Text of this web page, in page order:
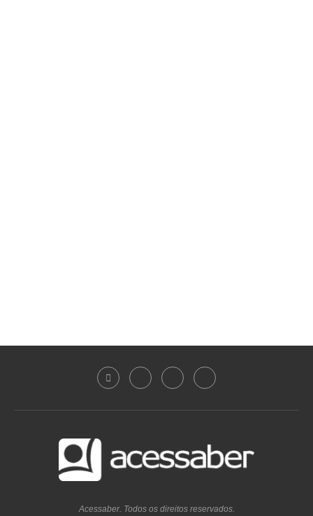
Acessaber. Todos os direitos reservados.